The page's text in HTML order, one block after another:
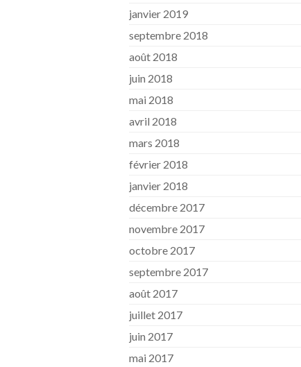
janvier 2019
septembre 2018
août 2018
juin 2018
mai 2018
avril 2018
mars 2018
février 2018
janvier 2018
décembre 2017
novembre 2017
octobre 2017
septembre 2017
août 2017
juillet 2017
juin 2017
mai 2017